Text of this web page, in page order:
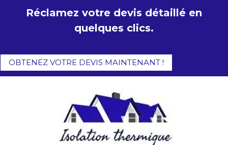
Réclamez votre devis détaillé en
quelques clics.
OBTENEZ VOTRE DEVIS MAINTENANT !